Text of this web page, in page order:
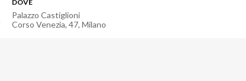
DOVE
Palazzo Castiglioni
Corso Venezia, 47, Milano